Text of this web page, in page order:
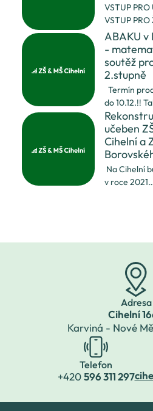
VSTUP PRO
VSTUP PRO
ABAKU v
-
soutěž
2.stupně
Termín prodloužen
do 10.12.!!
"abakujte" ! Přejeme
všem
matematiky
žákům
ABAKUden!
s námi
učeben ZŠ a MŠ
Cihelní a
Na Cihelní
v roce 2021
na Cihelní:
Adresa
Cihelní
Karviná - Nové
Telefon
+420596 311 297